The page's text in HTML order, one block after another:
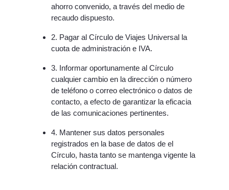
ahorro convenido, a través del medio de
recaudo dispuesto.
2. Pagar al Círculo de Viajes Universal la
cuota de administración e IVA.
3. Informar oportunamente al Círculo
cualquier cambio en la dirección o número
de teléfono o correo electrónico o datos de
contacto, a efecto de garantizar la eficacia
de las comunicaciones pertinentes.
4. Mantener sus datos personales
registrados en la base de datos de el
Círculo, hasta tanto se mantenga vigente la
relación contractual.